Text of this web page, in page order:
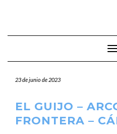
23 de junio de 2023
EL GUIJO –
FRONTERA –